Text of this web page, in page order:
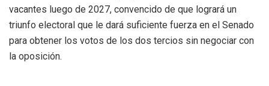
vacantes luego de 2027, convencido de que logrará un
triunfo electoral que le dará suficiente fuerza en el Senado
para obtener los votos de los dos tercios sin negociar con
la oposición.